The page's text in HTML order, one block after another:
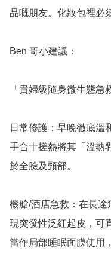
品嘅朋友。化妝包裡必
Ben 哥小建議：
「貴婦級隨身微生態急
日常修護：早晚徹底溫
手合十搓熱將其「溫熱
於全臉及頸部。
機艙/酒店急救：在長途
現突發性泛紅起皮，可
當作局部睡眠面膜使用